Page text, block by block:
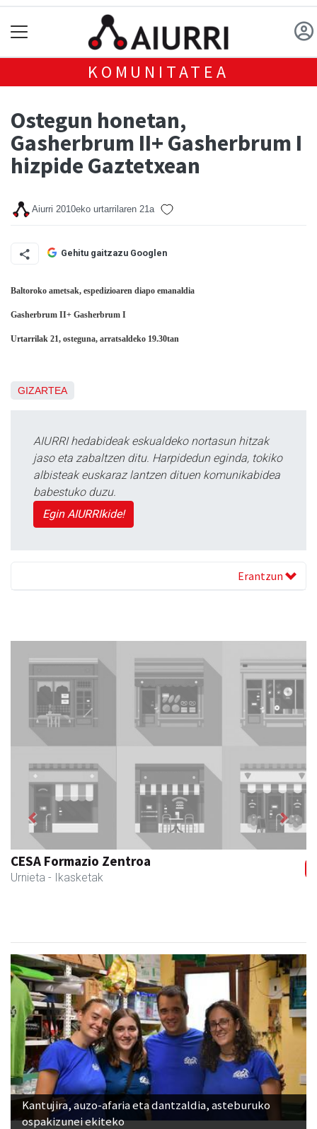
KOMUNITATEA
Ostegun honetan,
Gasherbrum II+ Gasherbrum I
hizpide Gaztetxean
Aiurri 2010eko urtarrilaren 21a
Gehitu gaitzazu Googlen
Baltoroko ametsak, espedizioaren diapo emanaldia
Gasherbrum II+ Gasherbrum I
Urtarrilak 21, osteguna, arratsaldeko 19.30tan
GIZARTEA
AIURRI hedabideak eskualdeko nortasun hitzak
jaso eta zabaltzen ditu. Harpidedun eginda, tokiko
albisteak euskaraz lantzen dituen komunikabidea
babestuko duzu.
Egin AIURRIkide!
Erantzun
Larraulgo herri ostatua
Larraul - Jatetxeak
Previous Next
Kantujira, auzo-afaria eta dantzaldia, asteburuko
ospakizunei ekiteko